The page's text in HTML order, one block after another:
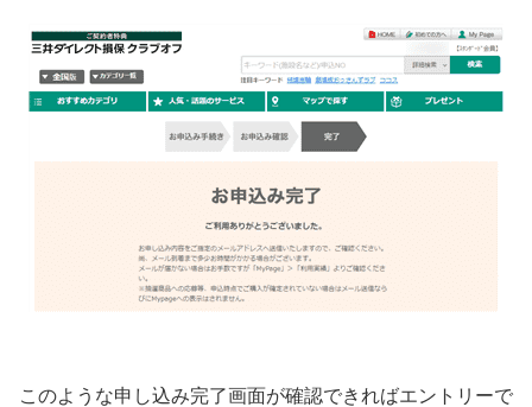
このような申し込み完了画面が確認できればエントリーで